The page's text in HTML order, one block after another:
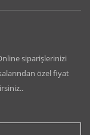
siparişlerinizi
özel fiyat